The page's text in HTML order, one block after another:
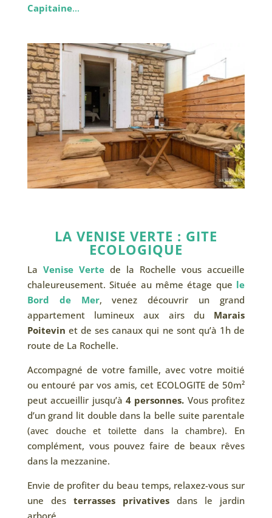
Capitaine…
LA VENISE VERTE : GITE
ECOLOGIQUE
La Venise Vertede la Rochelle vous accueille
chaleureusement. Située au même étage que le
Bord de Mer, venez découvrir un grand
appartement lumineux aux airs du Marais
Poitevin et de ses canaux qui ne sont qu’à 1h de
route de La Rochelle.
Accompagné de votre famille, avec votre moitié
ou entouré par vos amis, cet ECOLOGITE de 50m²
peut accueillir jusqu’à 4 personnes. Vous profitez
d’un grand lit double dans la belle suite parentale
(avec douche et toilette dans la chambre). En
complément, vous pouvez faire de beaux rêves
dans la mezzanine.
Envie de profiter du beau temps, relaxez-vous sur
une des terrasses privatives dans le jardin